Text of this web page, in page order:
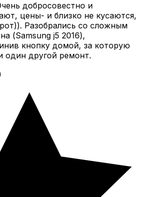
добросовестно и
цены- и близко не кусаются,
Разобрались со сложным
(Samsung j5 2016),
кнопку домой, за которую
один другой ремонт.